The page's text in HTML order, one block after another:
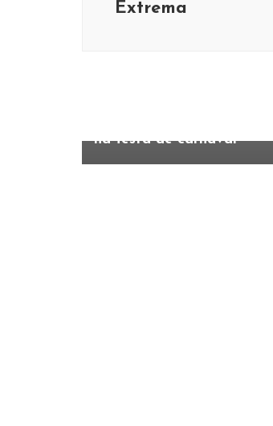
Extrema
Viagens
na festa de carnaval